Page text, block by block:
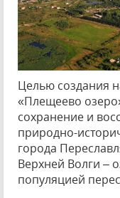
Целью создания
«Плещеево
сохранение и
природно-
города
Верхней Волги –
популяцией